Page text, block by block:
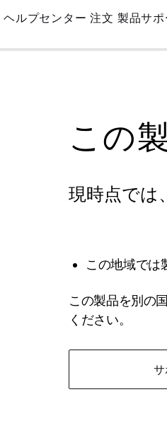
Skip
Main
ヘルプセンター 注文 製品サポ
この
現時点では
この地域では
この製品を別の
ください。